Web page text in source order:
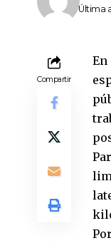
Última
Compartir